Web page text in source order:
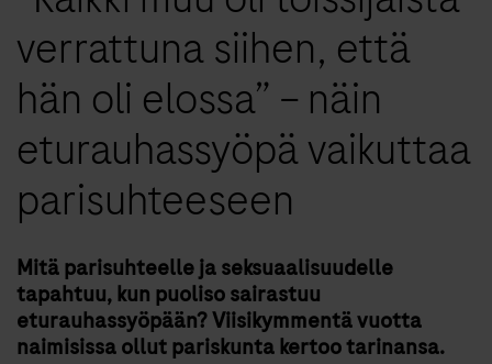
verrattuna siihen, että
hän oli elossa” – näin
eturauhassyöpä vaikuttaa
parisuhteeseen
Mitä parisuhteelle ja seksuaalisuudelle
tapahtuu, kun puoliso sairastuu
eturauhassyöpään? Viisikymmentä vuotta
naimisissa ollut pariskunta kertoo tarinansa.